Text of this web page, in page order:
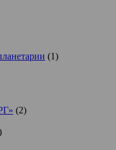
(1)
(2)